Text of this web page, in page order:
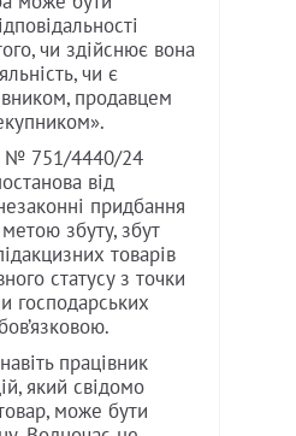
чи здійснює вона
чи є
продавцем
№ 751/4440/24
від
придбання
збуту, збут
товарів
статусу з точки
господарських
працівник
який свідомо
може бути